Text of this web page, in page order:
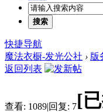
搜索
快捷导航
魔法衣橱-发光公社 › 版
返回列表
查看: 1089|回复: 7[